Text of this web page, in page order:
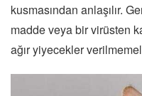
kusmasından anlaşılır.
madde veya bir virüsten
ağır yiyecekler